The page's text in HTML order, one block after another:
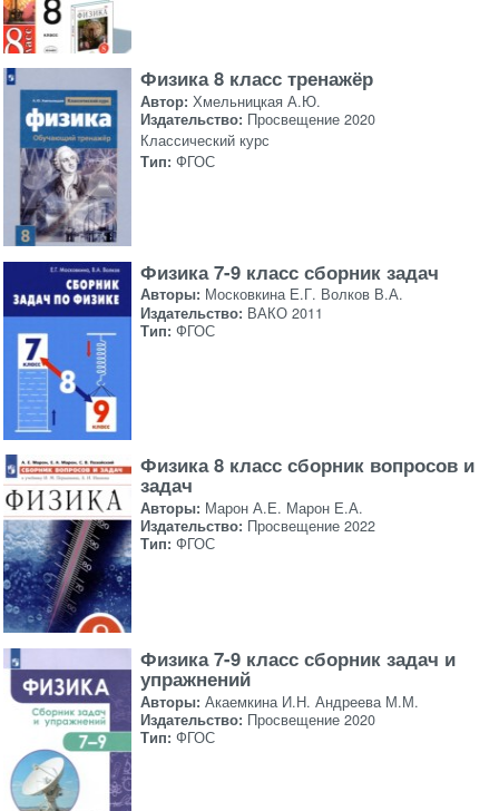
Физика 8 класс тренажёр
Автор: Хмельницкая А.Ю.
Издательство: Просвещение 2020
Классический курс
Тип: ФГОС
Физика 7-9 класс сборник задач
Авторы: Московкина Е.Г. Волков В.А.
Издательство: ВАКО 2011
Тип: ФГОС
Физика 8 класс сборник вопросов и
задач
Авторы: Марон А.Е. Марон Е.А.
Издательство: Просвещение 2022
Тип: ФГОС
Физика 7-9 класс сборник задач и
упражнений
Авторы: Акаемкина И.Н. Андреева М.М.
Издательство: Просвещение 2020
Тип: ФГОС